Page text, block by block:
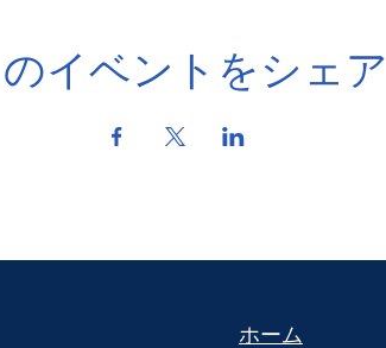
イベントをシェア
​ホーム